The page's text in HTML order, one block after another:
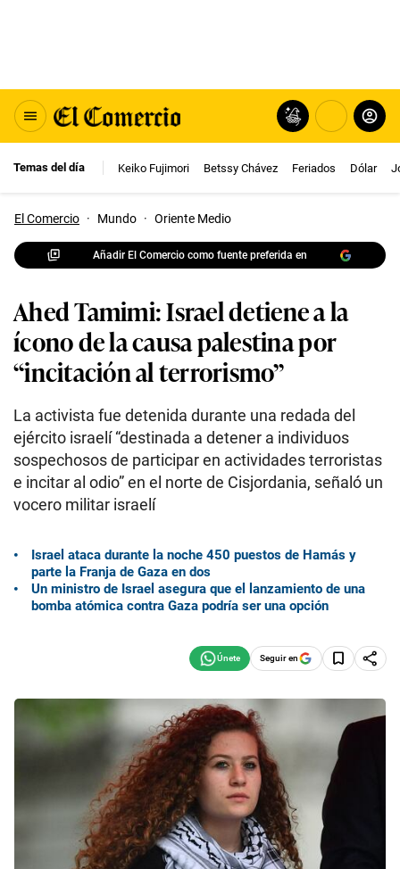
Temas del día Keiko Fujimori Betssy Chávez Feriados Dólar
El Comercio · Mundo · Oriente Medio
Añadir El Comercio como fuente preferida en
Ahed Tamimi: Israel detiene a la
ícono de la causa palestina por
“incitación al terrorismo”
La activista fue detenida durante una redada del
ejército israelí “destinada a detener a individuos
sospechosos de participar en actividades terroristas
e incitar al odio” en el norte de Cisjordania, señaló un
vocero militar israelí
Israel ataca durante la noche 450 puestos de Hamás y
parte la Franja de Gaza en dos
Un ministro de Israel asegura que el lanzamiento de una
bomba atómica contra Gaza podría ser una opción
Seguir en